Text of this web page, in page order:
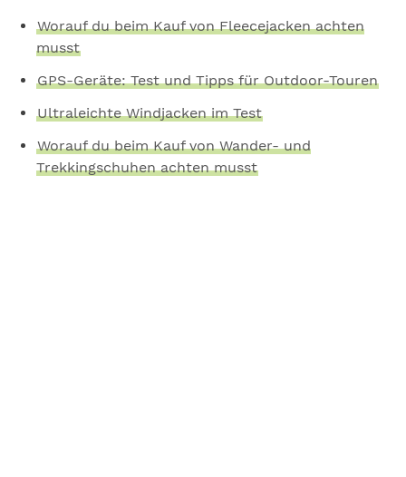
Worauf du beim Kauf von Fleecejacken achten
musst
GPS-Geräte: Test und Tipps für Outdoor-Touren
Ultraleichte Windjacken im Test
Worauf du beim Kauf von Wander- und
Trekkingschuhen achten musst